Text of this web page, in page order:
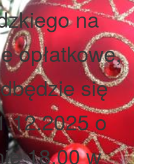
na
opłatkowe,
się
o
18.00 w